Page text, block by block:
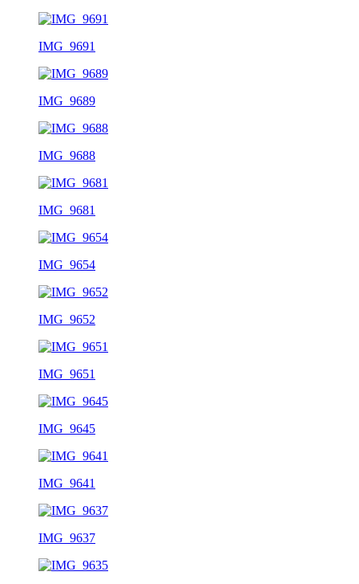
IMG_9691
IMG_9689
IMG_9688
IMG_9681
IMG_9654
IMG_9652
IMG_9651
IMG_9645
IMG_9641
IMG_9637